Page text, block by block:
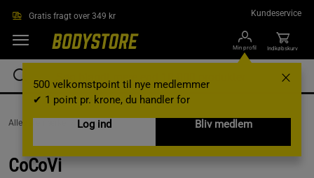
Gratis fragt over 349 kr Kundeservice
Min profil
500 velkomstpoint til nye medlemmer
✔ 1 point pr. krone, du handler for
Log ind
Bliv medlem
Indkøbskurv
AlleVaremærker / CoCoVi
CoCoVi